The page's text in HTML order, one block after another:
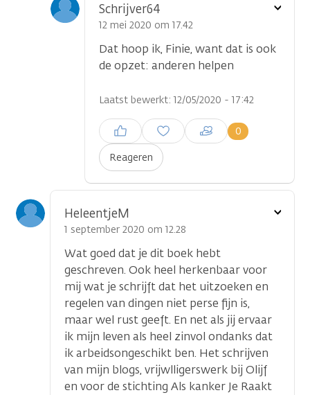
Schrijver64
12 mei 2020 om 17.42
Dat hoop ik, Finie, want dat is ook
de opzet: anderen helpen
Laatst bewerkt: 12/05/2020 - 17:42
Reageren
0
Inloggen om een reactie te
plaatsen
Toon
HeleentjeM
1 september 2020 om 12.28
Wat goed dat je dit boek hebt
geschreven. Ook heel herkenbaar voor
mij wat je schrijft dat het uitzoeken en
regelen van dingen niet perse fijn is,
maar wel rust geeft. En net als jij ervaar
ik mijn leven als heel zinvol ondanks dat
ik arbeidsongeschikt ben. Het schrijven
van mijn blogs, vrijwlligerswerk bij Olijf
en voor de stichting Als kanker Je Raakt
Toon